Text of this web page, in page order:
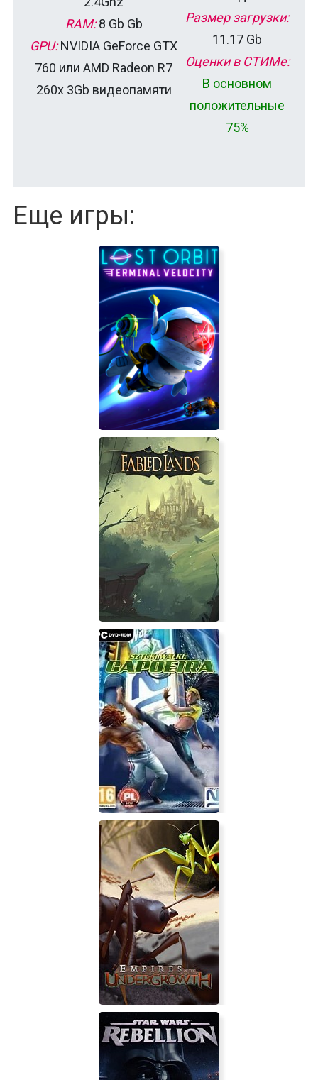
RAM:8 Gb Gb
GPU:NVIDIA GeForce GTX
760 или AMD Radeon R7
260x 3Gb видеопамяти
Размер загрузки:
11.17 Gb
Оценки в СТИМе:
В основном
положительные
75%
Еще игры:
LOST ORBIT: Terminal Velocity
Fabled Lands
Martial Arts: Capoeira